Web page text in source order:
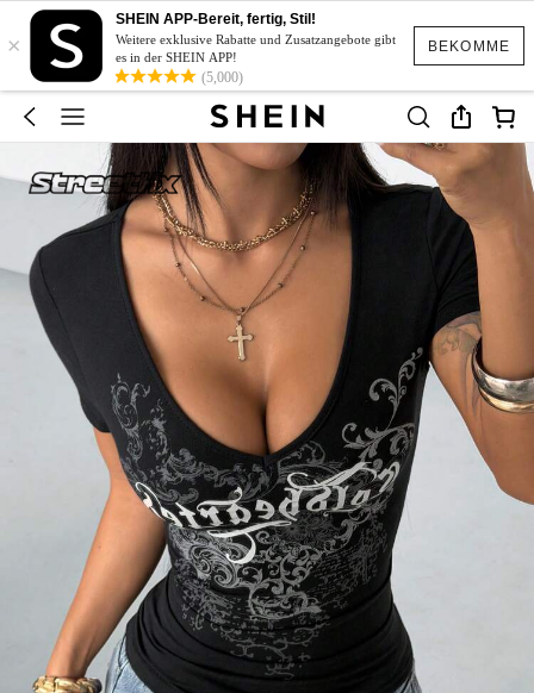
BEKOMME
×
SHEIN APP-Bereit, fertig, Stil!
Weitere exklusive Rabatte und Zusatzangebote gibt
es in der SHEIN APP!
(5,000)